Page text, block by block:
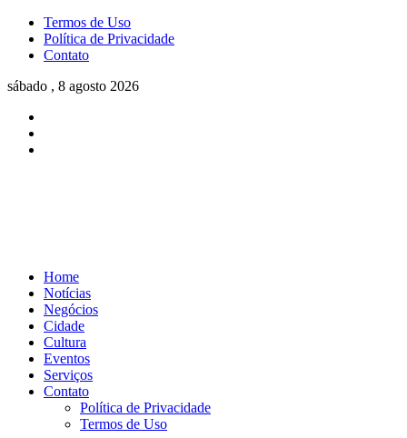
Termos de Uso
Política de Privacidade
Contato
sábado , 8 agosto 2026
Home
Notícias
Negócios
Cidade
Cultura
Eventos
Serviços
Contato
Política de Privacidade
Termos de Uso